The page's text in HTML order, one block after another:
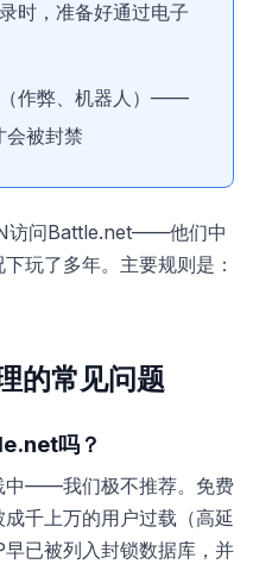
时，准备好通过电子
（作弊、机器人）——
会被封禁
访问Battle.net——他们中
玩了多年。主要规则是：
的常见问题
吗？
——我们极不推荐。免费
千上万的用户过载（高延
已被列入封锁数据库，并